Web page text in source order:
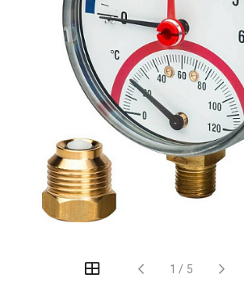
1 / 5